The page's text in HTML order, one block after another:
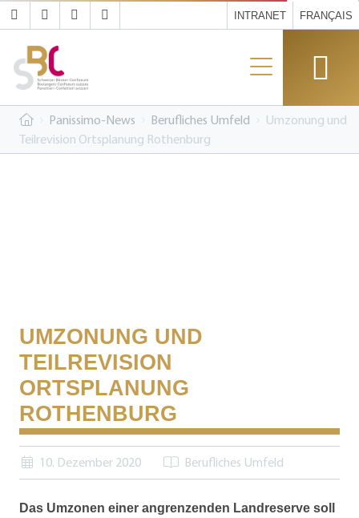
INTRANET FRANÇAIS
Panissimo-News Berufliches Umfeld
Umzonung und
Teilrevision Ortsplanung Rothenburg
UMZONUNG UND
TEILREVISION
ORTSPLANUNG
ROTHENBURG
10. Dezember 2020 Berufliches Umfeld
Das Umzonen einer angrenzenden Landreserve soll